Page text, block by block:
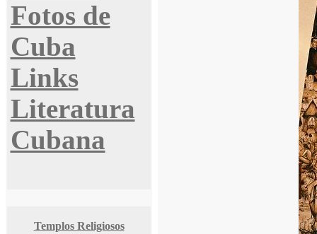
Fotos de
Cuba
Links
Literatura
Cubana
Templos Religiosos